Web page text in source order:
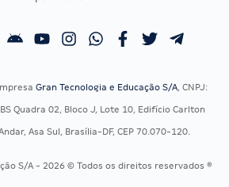
Calendário OAB
Gran Tecnologia e Educação S/A, CNPJ:
Quadra 02, Bloco J, Lote 10, Edifício Carlton
Asa Sul, Brasília-DF, CEP 70.070-120.
S/A - 2026 © Todos os direitos reservados ®